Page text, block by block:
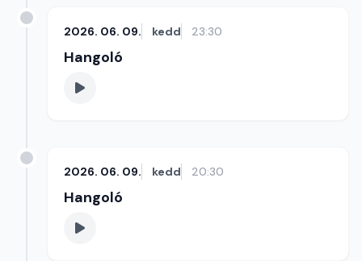
2026. 06. 09. kedd 23:30
Hangoló
2026. 06. 09. kedd 20:30
Hangoló